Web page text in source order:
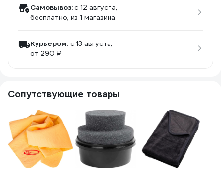
Самовывоз: c 12 августа,
бесплатно, из 1 магазина
Курьером: c 13 августа,
от 290 ₽
Сопутствующие товары